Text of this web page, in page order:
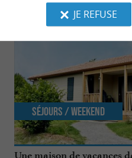
Une maison de vacances
Séjours / Weekend
JE REFUSE